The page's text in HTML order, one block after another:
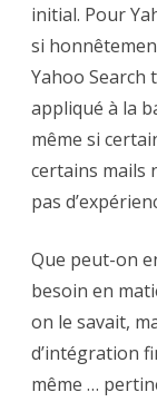
initial. Pour
si
Yahoo Search
appliqué à la
même si
certains mails
pas
Que peut-on
besoin en
on le savait,
d’intégration
même …